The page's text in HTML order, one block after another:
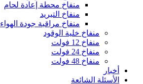
منفاخ محطة إعادة لحام
منفاخ التبريد
منفاخ مراقبة جودة الهواء
منفاخ خلية الوقود
منفاخ 12 فولت
منفاخ 24 فولت
منفاخ 48 فولت
أخبار
الأسئلة الشائعة